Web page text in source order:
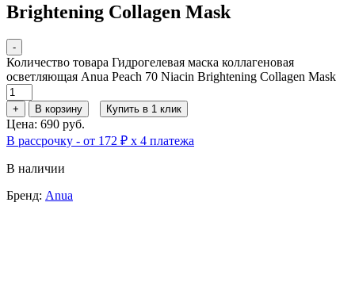
Brightening Collagen Mask
-
Количество товара Гидрогелевая маска коллагеновая
осветляющая Anua Peach 70 Niacin Brightening Collagen Mask
+ В корзину Купить в 1 клик
Цена: 690 руб.
В рассрочку - от 172 ₽ х 4 платежа
В наличии
Бренд: Anua